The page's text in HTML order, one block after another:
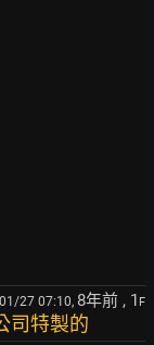
01/27 07:10, 8年前 , 1 F
司特製的